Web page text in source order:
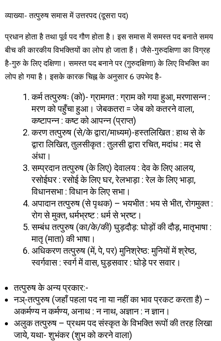
व्याख्या- तत्पुरुष समास में उत्तरपद (दूसरा पद)
प्रधान होता है तथा पूर्व पद गौण होता है। इस समास में समस्त पद बनाते समय
बीच की कारकीय विभक्तियों का लोप हो जाता हैं। जैसे-गुरुदक्षिणा का विग्रह
है-गुरु के लिए दक्षिणा। समस्त पद बनाने पर (गुरुदक्षिणा) के लिए विभक्ति का
लोप हो गया है। इसके कारक चिह्न के अनुसार 6 उपभेद है-
कर्म तत्पुरुषः (को)- ग्रामगत : ग्राम को गया हुआ, मरणासन्न :
मरण को पहुँचा हुआ। जेबकतरा = जेब को कतरने वाला,
कष्टापन्न : कष्ट को आपन्न (प्राप्त)
करण तत्पुरुष (से/के द्वारा/माध्यम)-हस्तलिखित : हाथ से के
द्वारा लिखित, तुलसीकृत : तुलसी द्वारा रचित, मदांध : मद से
अंधा।
सम्प्रदान तत्पुरुष (के लिए) देवालय : देव के लिए आलय,
रसोईघर : रसोई के लिए घर, रेलभाड़ा : रेल के लिए भाड़ा,
विधानसभा : विधान के लिए सभा।
अपादान तत्पुरुष (से पृथक) – भयभीत : भय से भीत, रोगमुक्त :
रोग से मुक्त, धर्मभ्रष्ट : धर्म से भ्रष्ट।
सम्बंध तत्पुरुष (का/के/की) घुड़दौड़: घोड़ों की दौड़, मातृभाषा :
मातृ (माता) की भाषा।
अधिकरण तत्पुरुष (में, पे, पर) मुनिश्रेष्ठ: मुनियों में श्रेष्ठ,
स्वर्गवास : स्वर्ग में वास, घुड़सवार : घोड़े पर सवार।
तत्पुरुष के अन्य प्रकार:-
नञ्-तत्पुरुष (जहाँ पहला पद ना या नहीं का भाव प्रकट करता है) –
अकर्मण्य न कर्मण्य, अनाथ : न नाथ, अज्ञान : न ज्ञान।
अलुक तत्पुरुष – प्रथम पद संस्कृत के विभक्ति रूपों की तरह लिखा
जाये, यथा- शुभंकर (शुभ को करने वाला)